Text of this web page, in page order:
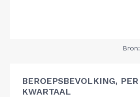
Bron:
BEROEPSBEVOLKING, PER
KWARTAAL